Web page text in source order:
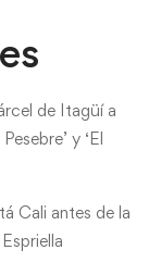
de Itagüí a
y ‘El
Cali antes de la